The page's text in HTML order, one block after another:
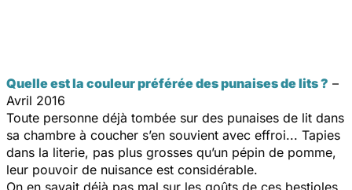
Quelle est la couleur préférée des punaises de lits ? –
Avril 2016
Toute personne déjà tombée sur des punaises de lit dans
sa chambre à coucher s’en souvient avec effroi... Tapies
dans la literie, pas plus grosses qu’un pépin de pomme,
leur pouvoir de nuisance est considérable.
On en savait déjà pas mal sur les goûts de ces bestioles.